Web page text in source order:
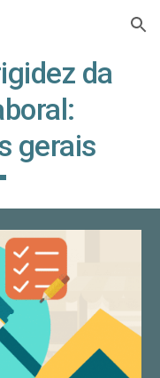
Skip to navigation
da
gerais